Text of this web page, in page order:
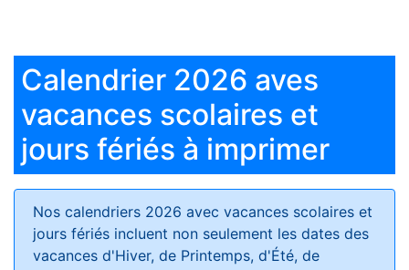
Calendrier 2026 aves
vacances scolaires et
jours fériés à imprimer
Nos calendriers 2026 avec vacances scolaires et
jours fériés incluent non seulement les dates des
vacances d'Hiver, de Printemps, d'Été, de